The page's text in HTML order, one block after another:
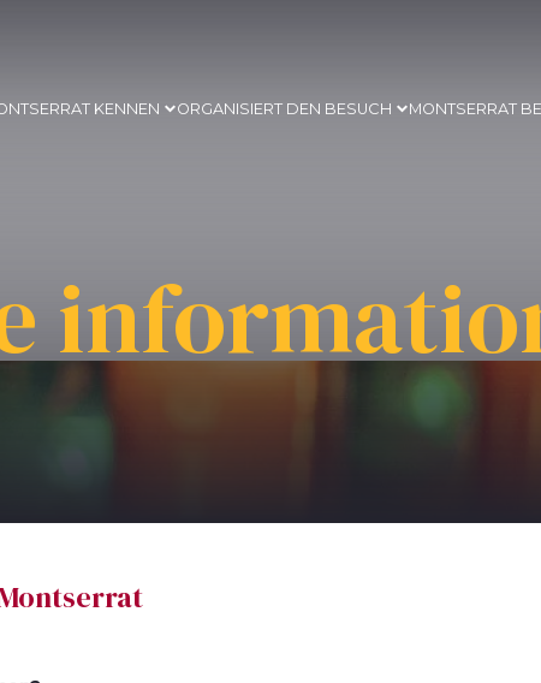
KENNEN ORGANISIERT DEN BESUCH MONTSERRAT